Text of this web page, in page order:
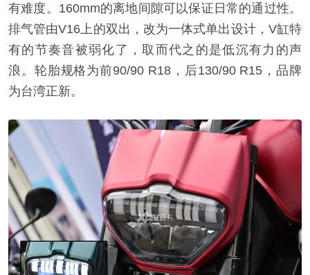
有难度。160mm的离地间隙可以保证日常的通过性。
排气管由V16上的双出，改为一体式单出设计，V缸特
有的节奏音被弱化了，取而代之的是低沉有力的声
浪。轮胎规格为前90/90 R18，后130/90 R15，品牌
为台湾正新。